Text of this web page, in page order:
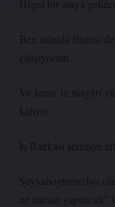
Hepsi bir araya
Ben aslında finansı
çalışıyorum.
Ve İzmir’in rüzgârı
kalıyor:
İş Bankası sermaye
Seyyahoglumedya
ne zaman